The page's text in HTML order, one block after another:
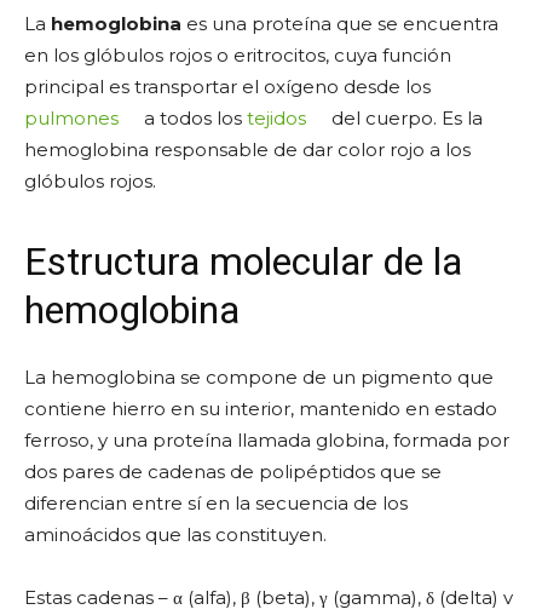
La hemoglobina es una proteína que se encuentra
en los glóbulos rojos o eritrocitos, cuya función
principal es transportar el oxígeno desde los
pulmones
a todos los tejidos
del cuerpo. Es la
hemoglobina responsable de dar color rojo a los
glóbulos rojos.
Estructura molecular de la
hemoglobina
La hemoglobina se compone de un pigmento que
contiene hierro en su interior, mantenido en estado
ferroso, y una proteína llamada globina, formada por
dos pares de cadenas de polipéptidos que se
diferencian entre sí en la secuencia de los
aminoácidos que las constituyen.
Estas cadenas – α (alfa), β (beta), γ (gamma), δ (delta) v